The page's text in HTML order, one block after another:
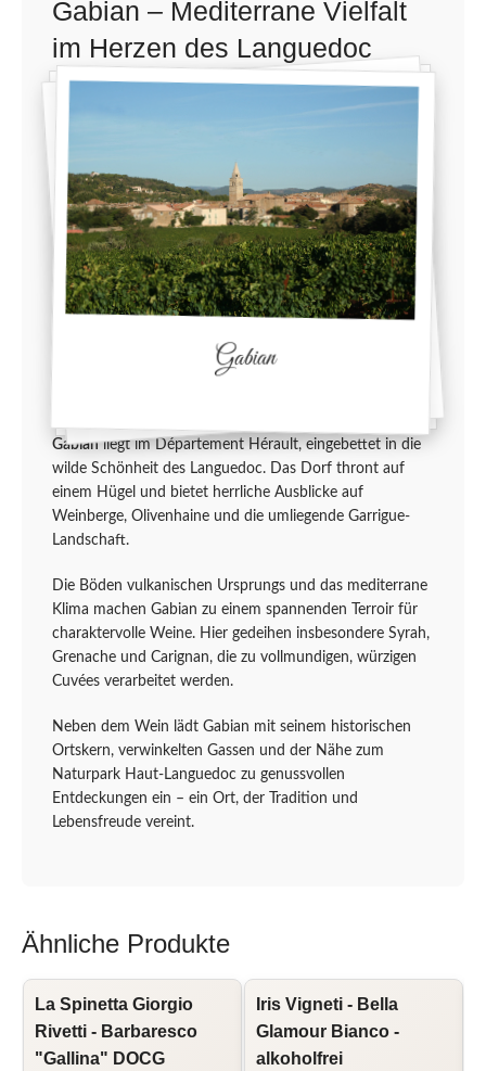
Gabian – Mediterrane Vielfalt
im Herzen des Languedoc
Gabianliegt im Département Hérault, eingebettet in die
wilde Schönheit des Languedoc. Das Dorf thront auf
einem Hügel und bietet herrliche Ausblicke auf
Weinberge, Olivenhaine und die umliegende Garrigue-
Landschaft.
Die Böden vulkanischen Ursprungs und das mediterrane
Klima machen Gabian zu einem spannenden Terroir für
charaktervolle Weine. Hier gedeihen insbesondere Syrah,
Grenache und Carignan, die zu vollmundigen, würzigen
Cuvées verarbeitet werden.
Neben dem Wein lädt Gabian mit seinem historischen
Ortskern, verwinkelten Gassen und der Nähe zum
Naturpark Haut-Languedoc zu genussvollen
Entdeckungen ein – ein Ort, der Tradition und
Lebensfreude vereint.
Gabian
Ähnliche Produkte
La Spinetta Giorgio
Rivetti - Barbaresco
"Gallina" DOCG
Iris Vigneti - Bella
Glamour Bianco -
alkoholfrei